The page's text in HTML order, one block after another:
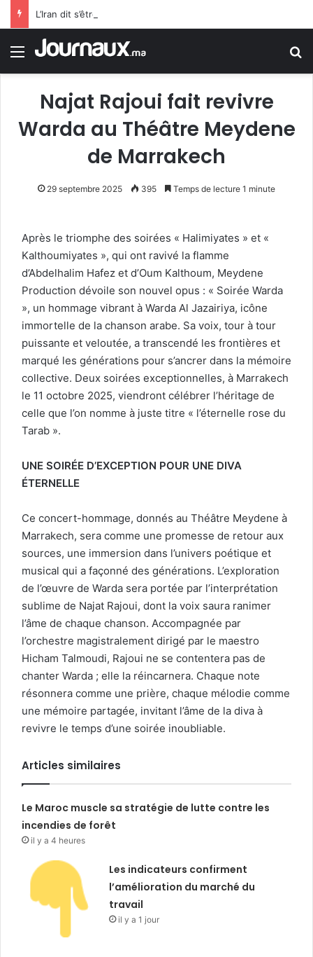
Menu
Najat Rajoui fait revivre
Warda au Théâtre Meydene
de Marrakech
29 septembre 2025 395 Temps de lecture 1 minute
Après le triomphe des soirées « Halimiyates » et «
Kalthoumiyates », qui ont ravivé la flamme
d’Abdelhalim Hafez et d’Oum Kalthoum, Meydene
Production dévoile son nouvel opus : « Soirée Warda
», un hommage vibrant à Warda Al Jazairiya, icône
immortelle de la chanson arabe. Sa voix, tour à tour
puissante et veloutée, a transcendé les frontières et
marqué les générations pour s’ancrer dans la mémoire
collective. Deux soirées exceptionnelles, à Marrakech
le 11 octobre 2025, viendront célébrer l’héritage de
celle que l’on nomme à juste titre « l’éternelle rose du
Tarab ».
UNE SOIRÉE D’EXCEPTION POUR UNE DIVA
ÉTERNELLE
Ce concert-hommage, donnés au Théâtre Meydene à
Marrakech, sera comme une promesse de retour aux
sources, une immersion dans l’univers poétique et
musical qui a façonné des générations. L’exploration
de l’œuvre de Warda sera portée par l’interprétation
sublime de Najat Rajoui, dont la voix saura ranimer
l’âme de chaque chanson. Accompagnée par
l’orchestre magistralement dirigé par le maestro
Hicham Talmoudi, Rajoui ne se contentera pas de
chanter Warda ; elle la réincarnera. Chaque note
résonnera comme une prière, chaque mélodie comme
une mémoire partagée, invitant l’âme de la diva à
revivre le temps d’une soirée inoubliable.
Articles similaires
Le Maroc muscle sa stratégie de lutte contre les
incendies de forêt
il y a 4 heures
Les indicateurs confirment
l’amélioration du marché du
travail
il y a 1 jour